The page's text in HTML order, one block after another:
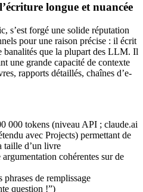
longue et nuancée
s’est forgé une solide réputation
pour une raison précise : il écrit
banalités que la plupart des LLM. Il
une grande capacité de contexte
rapports détaillés, chaînes d’e-
000 tokens (niveau API ; claude.ai
avec Projects) permettant de
taille d’un livre
cohérentes sur de
de remplissage
question !”)